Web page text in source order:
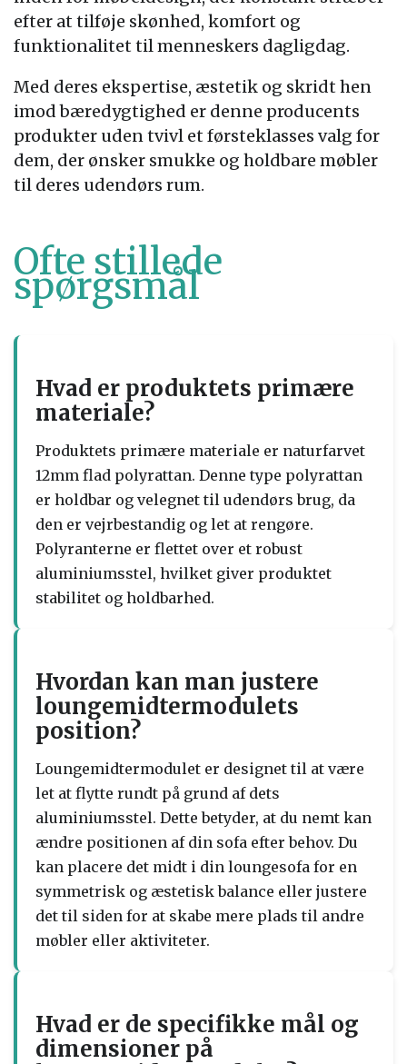
efter at tilføje skønhed, komfort og
funktionalitet til menneskers dagligdag.
Med deres ekspertise, æstetik og skridt hen
imod bæredygtighed er denne producents
produkter uden tvivl et førsteklasses valg for
dem, der ønsker smukke og holdbare møbler
til deres udendørs rum.
Ofte stillede
spørgsmål
Hvad er produktets primære
materiale?
Produktets primære materiale er naturfarvet
12mm flad polyrattan. Denne type polyrattan
er holdbar og velegnet til udendørs brug, da
den er vejrbestandig og let at rengøre.
Polyranterne er flettet over et robust
aluminiumsstel, hvilket giver produktet
stabilitet og holdbarhed.
Hvordan kan man justere
loungemidtermodulets
position?
Loungemidtermodulet er designet til at være
let at flytte rundt på grund af dets
aluminiumsstel. Dette betyder, at du nemt kan
ændre positionen af ​​din sofa efter behov. Du
kan placere det midt i din loungesofa for en
symmetrisk og æstetisk balance eller justere
det til siden for at skabe mere plads til andre
møbler eller aktiviteter.
Hvad er de specifikke mål og
dimensioner på